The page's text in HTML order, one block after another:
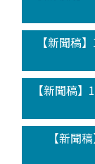
【新聞稿
【新聞稿
【新聞